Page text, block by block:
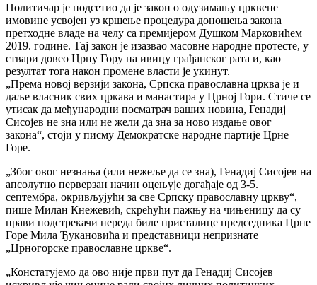
Политичар је подсетио да је закон о одузимању црквене
имовине усвојен уз кршење процедура доношења закона
претходне владе на челу са премијером Душком Марковићем
2019. године. Тај закон је изазвао масовне народне протесте, у
ствари довео Црну Гору на ивицу грађанског рата и, као
резултат тога након промене власти је укинут.
„Према новој верзији закона, Српска православна црква је и
даље власник свих цркава и манастира у Црној Гори. Стиче се
утисак да међународни посматрач ваших новина, Генадиј
Сисојев не зна или не жели да зна за ново издање овог
закона“, стоји у писму Демократске народне партије Црне
Горе.
„Због овог незнања (или нежеље да се зна), Генадиј Сисојев на
апсолутно перверзан начин оцењује догађаје од 3-5.
септембра, окривљујући за све Српску православну цркву“,
пише Милан Кнежевић, скрећући пажњу на чињеницу да су
прави подстрекачи нереда биле присталице председника Црне
Горе Мила Ђукановића и представници непризнате
„Црногорске православне цркве“.
„Констатујемо да ово није први пут да Генадиј Сисојев